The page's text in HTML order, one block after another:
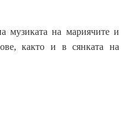
музиката на мариячите и
както и в сянката на